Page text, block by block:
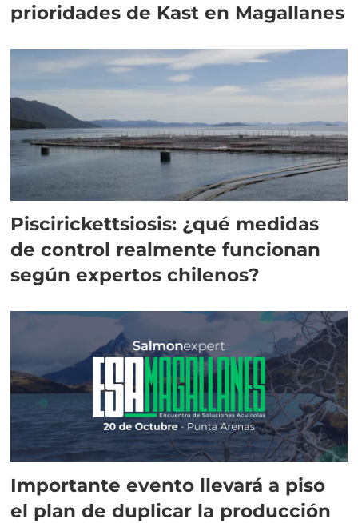
prioridades de Kast en Magallanes
Piscirickettsiosis: ¿qué medidas
de control realmente funcionan
según expertos chilenos?
Importante evento llevará a piso
el plan de duplicar la producción